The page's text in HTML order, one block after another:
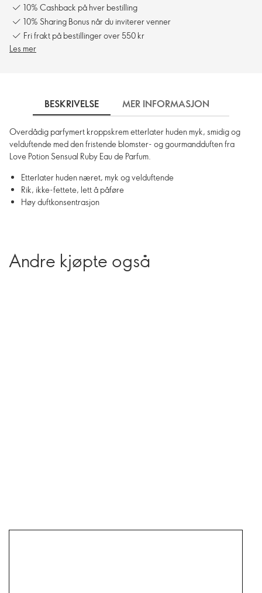
10% Cashback på hver bestilling
10% Sharing Bonus når du inviterer venner
Fri frakt på bestillinger over 550 kr
Les mer
BESKRIVELSE MER INFORMASJON
Overdådig parfymert kroppskrem etterlater huden myk, smidig og
velduftende med den fristende blomster- og gourmandduften fra
Love Potion Sensual Ruby Eau de Parfum.
Etterlater huden næret, myk og velduftende
Rik, ikke-fettete, lett å påføre
Høy duftkonsentrasjon
Andre kjøpte også